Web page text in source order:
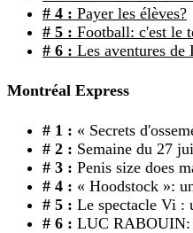
# 4 : Payer les élèves?
# 5 : Football: c'est le
# 6 : Les aventures de
Montréal Express
# 1 : « Secrets
# 2 : Semaine du 27
# 3 : Penis size does
# 4 : « Hoodstock »:
# 5 : Le spectacle Vi :
# 6 : LUC RABOUIN: